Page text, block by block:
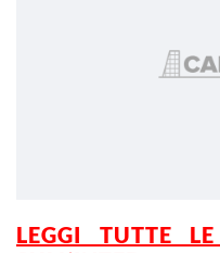
LEGGI TUTTE